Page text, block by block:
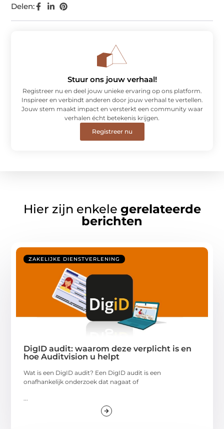
Delen:
Stuur ons jouw verhaal!
Registreer nu en deel jouw unieke ervaring op ons platform.
Inspireer en verbindt anderen door jouw verhaal te vertellen.
Jouw stem maakt impact en versterkt een community waar
verhalen écht betekenis krijgen.
Registreer nu
Hier zijn enkele gerelateerde
berichten
ZAKELIJKE DIENSTVERLENING
DigID audit: waarom deze verplicht is en
hoe Auditvision u helpt
Wat is een DigID audit? Een DigID audit is een
onafhankelijk onderzoek dat nagaat of